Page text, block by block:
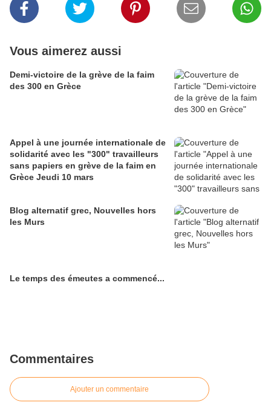
Vous aimerez aussi
Demi-victoire de la grève de la faim
des 300 en Grèce
Appel à une journée internationale de
solidarité avec les "300" travailleurs
sans papiers en grève de la faim en
Grèce Jeudi 10 mars
Blog alternatif grec, Nouvelles hors
les Murs
Le temps des émeutes a commencé...
Commentaires
Ajouter un commentaire